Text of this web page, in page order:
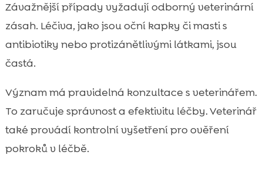
Závažnější případy vyžadují odborný veterinární
zásah. Léčiva, jako jsou oční kapky či masti s
antibiotiky nebo protizánětlivými látkami, jsou
častá.
Význam má pravidelná konzultace s veterinářem.
To zaručuje správnost a efektivitu léčby. Veterinář
také provádí kontrolní vyšetření pro ověření
pokroků v léčbě.